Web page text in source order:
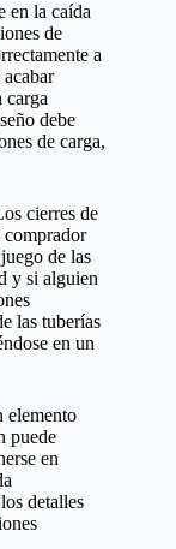
en la caída
de
a
carga
debe
de carga,
cierres de
comprador
de las
y si alguien
las tuberías
en un
elemento
puede
en
detalles